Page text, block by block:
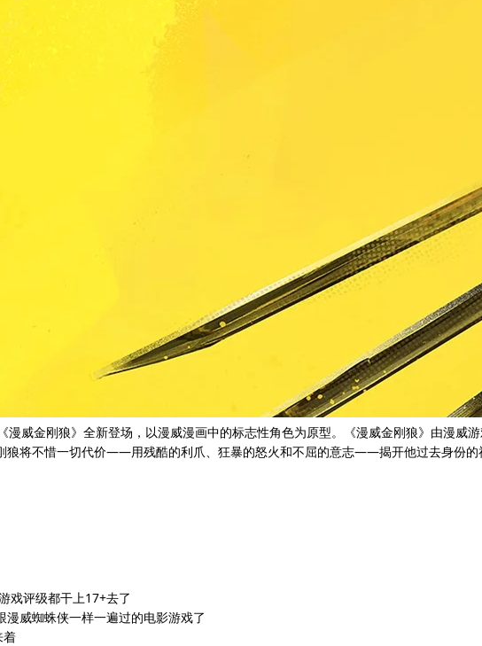
威金刚狼》全新登场，以漫威漫画中的标志性角色为原型。《漫威金刚狼》由漫威
狼将不惜一切代价——用残酷的利爪、狂暴的怒火和不屈的意志——揭开他过去身份
戏评级都干上17+去了
威蜘蛛侠一样一遍过的电影游戏了
着